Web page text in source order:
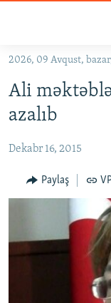
Əsas
qayıt
Əsas
qayıt
#ƏSLINDƏ
FƏRQƏ BAX
ARAŞDIRMA
MULTIMEDIA
2026, 09 Avqust,
Ali
azalıb
Dekabr 16, 2015
Paylaş